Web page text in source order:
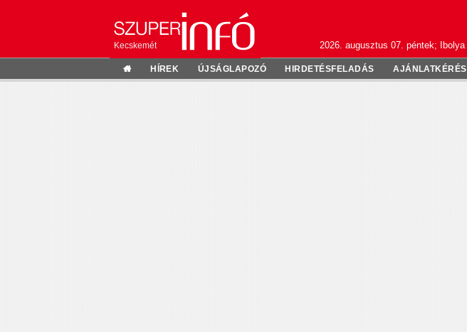
Kecskemét 2026. augusztus 07. péntek; Ibolya
HÍREK ÚJSÁGLAPOZÓ HIRDETÉSFELADÁS AJÁNLATKÉRÉS